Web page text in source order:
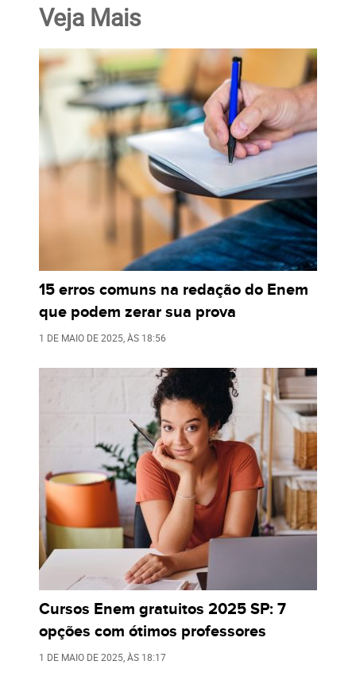
Veja Mais
15 erros comuns na redação do Enem
que podem zerar sua prova
1 DE MAIO DE 2025 , ÀS 18:56
Cursos Enem gratuitos 2025 SP: 7
opções com ótimos professores
1 DE MAIO DE 2025 , ÀS 18:17